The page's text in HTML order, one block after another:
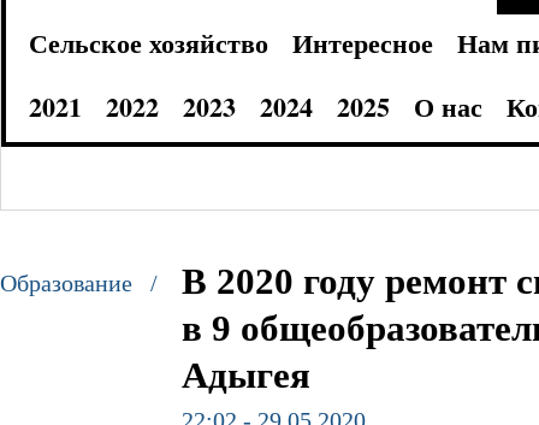
Сельское хозяйство
Интересное
Нам
2021
2022 2023 2024 2025 О нас
Образование /
В 2020 году ремонт
в 9
Адыгея